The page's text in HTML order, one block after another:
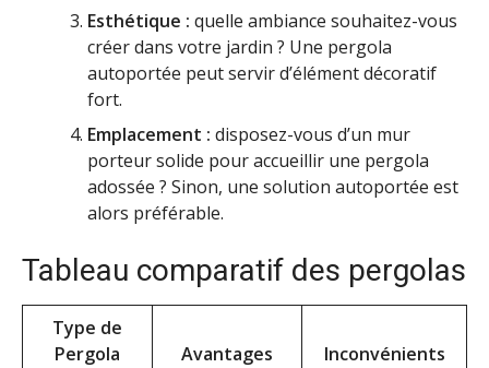
Esthétique : quelle ambiance souhaitez-vous
créer dans votre jardin ? Une pergola
autoportée peut servir d’élément décoratif
fort.
Emplacement : disposez-vous d’un mur
porteur solide pour accueillir une pergola
adossée ? Sinon, une solution autoportée est
alors préférable.
Tableau comparatif des pergolas
Type de
Pergola
Avantages
Inconvénients